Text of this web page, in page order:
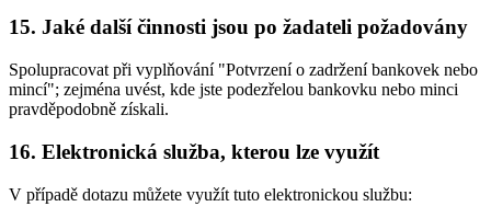
15. Jaké další činnosti jsou po žadateli požadovány
Spolupracovat při vyplňování "Potvrzení o zadržení bankovek nebo
mincí"; zejména uvést, kde jste podezřelou bankovku nebo minci
pravděpodobně získali.
16. Elektronická služba, kterou lze využít
V případě dotazu můžete využít tuto elektronickou službu: